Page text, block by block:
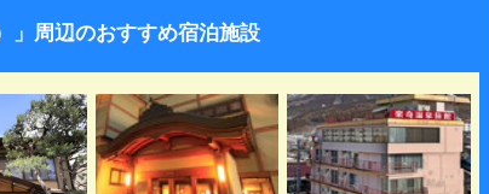
」周辺のおすすめ宿泊施設